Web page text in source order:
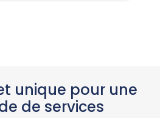
unique pour une
de services